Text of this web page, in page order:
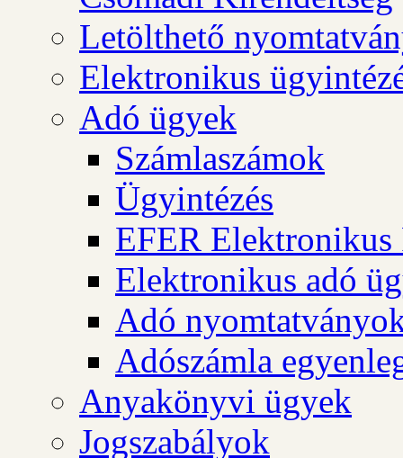
Letölthető
Elektronikus
Adó ügyek
Számlaszámok
Ügyintézés
EFER Elektronikus
Elektronikus adó
Adó
Adószámla
Anyakönyvi ügyek
Jogszabályok